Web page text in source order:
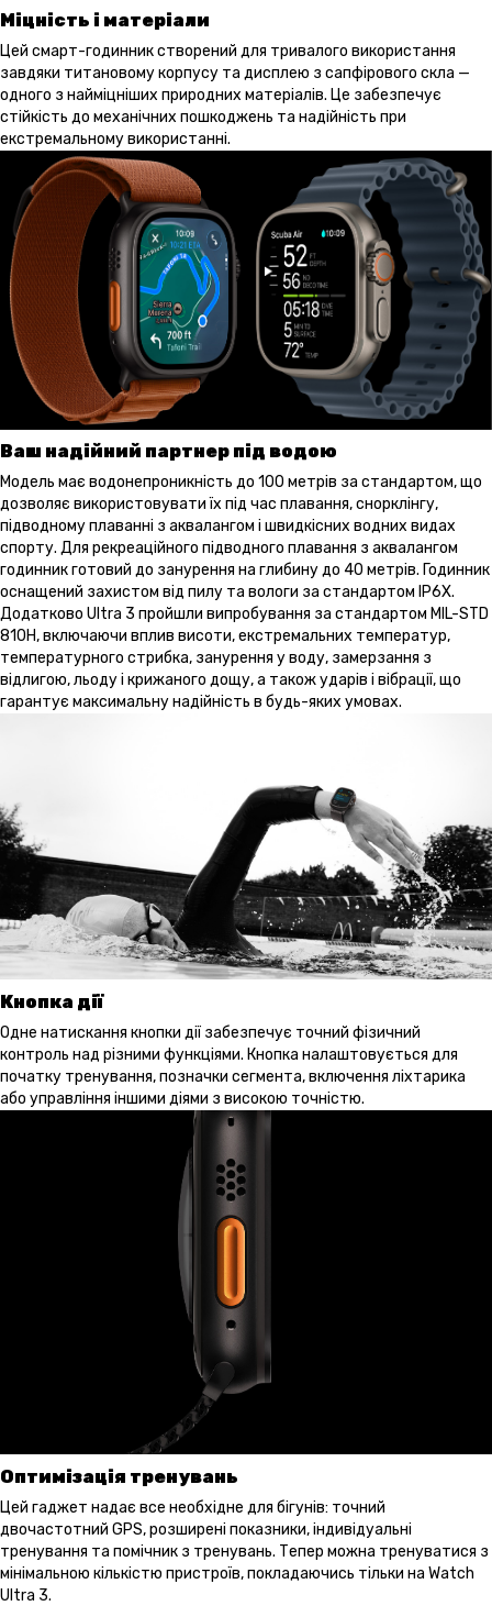
Міцність і матеріали
Цей смарт-годинник створений для тривалого використання
завдяки титановому корпусу та дисплею з сапфірового скла —
одного з найміцніших природних матеріалів. Це забезпечує
стійкість до механічних пошкоджень та надійність при
екстремальному використанні.
Ваш надійний партнер під водою
Модель має водонепроникність до 100 метрів за стандартом, що
дозволяє використовувати їх під час плавання, снорклінгу,
підводному плаванні з аквалангом і швидкісних водних видах
спорту. Для рекреаційного підводного плавання з аквалангом
годинник готовий до занурення на глибину до 40 метрів. Годинник
оснащений захистом від пилу та вологи за стандартом IP6X.
Додатково Ultra 3 пройшли випробування за стандартом MIL-STD
810H, включаючи вплив висоти, екстремальних температур,
температурного стрибка, занурення у воду, замерзання з
відлигою, льоду і крижаного дощу, а також ударів і вібрації, що
гарантує максимальну надійність в будь-яких умовах.
Кнопка дії
Одне натискання кнопки дії забезпечує точний фізичний
контроль над різними функціями. Кнопка налаштовується для
початку тренування, позначки сегмента, включення ліхтарика
або управління іншими діями з високою точністю.
Оптимізація тренувань
Цей гаджет надає все необхідне для бігунів: точний
двочастотний GPS, розширені показники, індивідуальні
тренування та помічник з тренувань. Тепер можна тренуватися з
мінімальною кількістю пристроїв, покладаючись тільки на Watch
Ultra 3.